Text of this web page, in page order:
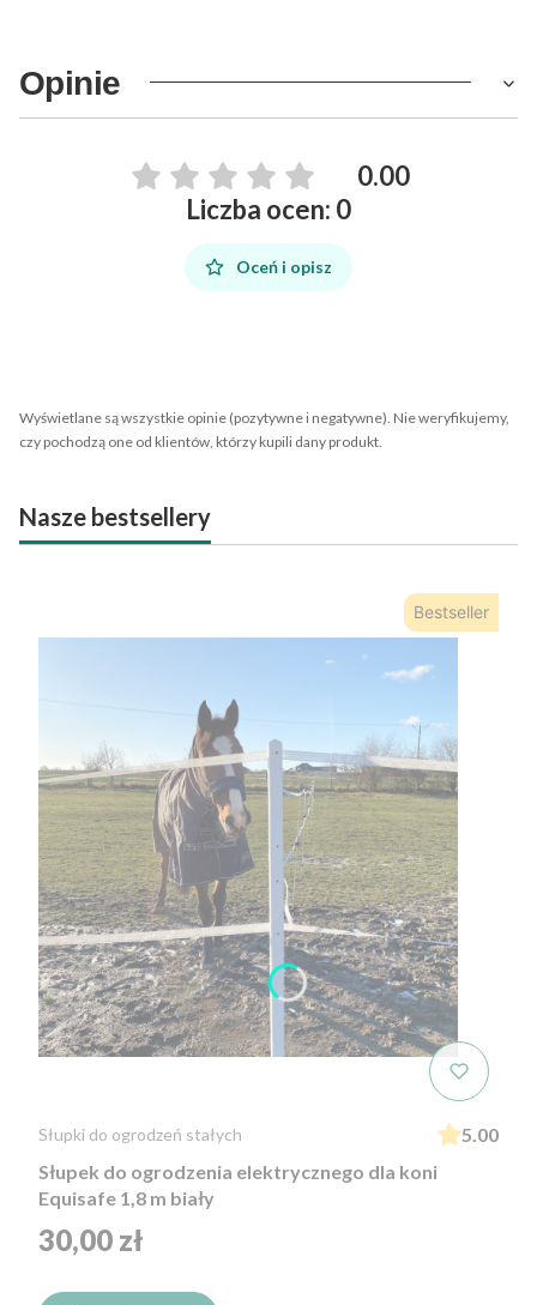
Opinie
0.00
Liczba ocen: 0
Oceń i opisz
Wyświetlane są wszystkie opinie (pozytywne i negatywne). Nie weryfikujemy,
czy pochodzą one od klientów, którzy kupili dany produkt.
Nasze bestsellery
Bestseller
Słupki do ogrodzeń stałych
5.00
Słupek do ogrodzenia elektrycznego dla koni
Equisafe 1,8 m biały
Cena
30,00 zł